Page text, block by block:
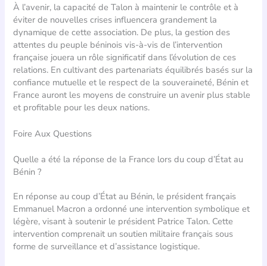
À l’avenir, la capacité de Talon à maintenir le contrôle et à
éviter de nouvelles crises influencera grandement la
dynamique de cette association. De plus, la gestion des
attentes du peuple béninois vis-à-vis de l’intervention
française jouera un rôle significatif dans l’évolution de ces
relations. En cultivant des partenariats équilibrés basés sur la
confiance mutuelle et le respect de la souveraineté, Bénin et
France auront les moyens de construire un avenir plus stable
et profitable pour les deux nations.
Foire Aux Questions
Quelle a été la réponse de la France lors du coup d’État au
Bénin ?
En réponse au coup d’État au Bénin, le président français
Emmanuel Macron a ordonné une intervention symbolique et
légère, visant à soutenir le président Patrice Talon. Cette
intervention comprenait un soutien militaire français sous
forme de surveillance et d’assistance logistique.